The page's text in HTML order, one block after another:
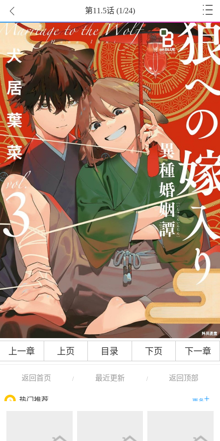
第11.5话 (1/24)
上一章 上页 目录 下页 下一章
返回首页 / 最近更新 / 返回顶部
热门推荐